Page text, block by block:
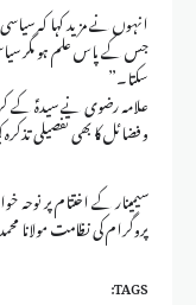
انہوں نے مزید کہا کہ
جس کے پاس علم ہو مگر
سکتا۔”
علامہ رضوی نے سیدہؑ کے
و فضائل کا بھی تفصیلی تذکرہ
سیمینار کے اختتام پر نوحہ
پروگرام کی نظامت مولانا
TAGS: